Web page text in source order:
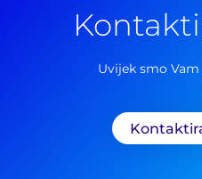
Pretraga
Uvijek smo